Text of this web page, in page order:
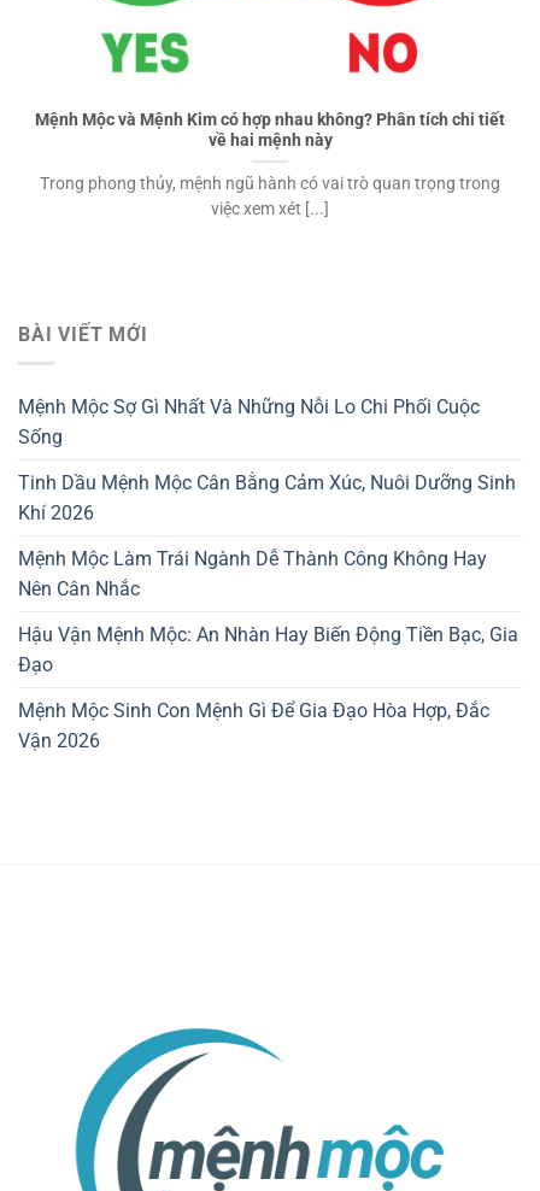
Mệnh Mộc và Mệnh Kim có hợp nhau không? Phân tích chi tiết
về hai mệnh này
Trong phong thủy, mệnh ngũ hành có vai trò quan trọng trong
việc xem xét [...]
BÀI VIẾT MỚI
Mệnh Mộc Sợ Gì Nhất Và Những Nỗi Lo Chi Phối Cuộc
Sống
Tinh Dầu Mệnh Mộc Cân Bằng Cảm Xúc, Nuôi Dưỡng Sinh
Khí 2026
Mệnh Mộc Làm Trái Ngành Dễ Thành Công Không Hay
Nên Cân Nhắc
Hậu Vận Mệnh Mộc: An Nhàn Hay Biến Động Tiền Bạc, Gia
Đạo
Mệnh Mộc Sinh Con Mệnh Gì Để Gia Đạo Hòa Hợp, Đắc
Vận 2026